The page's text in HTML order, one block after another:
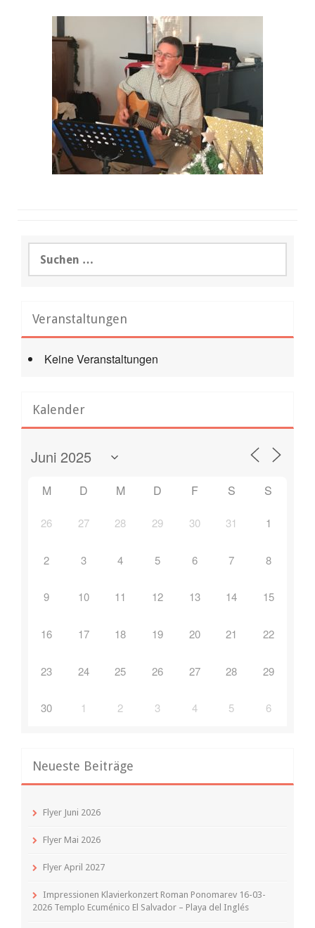
nach:
Veranstaltungen
Keine Veranstaltungen
Kalender
M D M D F S S
26 27 28 29 30 31 1
2 3 4 5 6 7 8
9 10 11 12 13 14 15
16 17 18 19 20 21 22
23 24 25 26 27 28 29
30 1 2 3 4 5 6
Neueste Beiträge
Flyer Juni 2026
Flyer Mai 2026
Flyer April 2027
Impressionen Klavierkonzert Roman Ponomarev 16-03-
2026 Templo Ecuménico El Salvador – Playa del Inglés